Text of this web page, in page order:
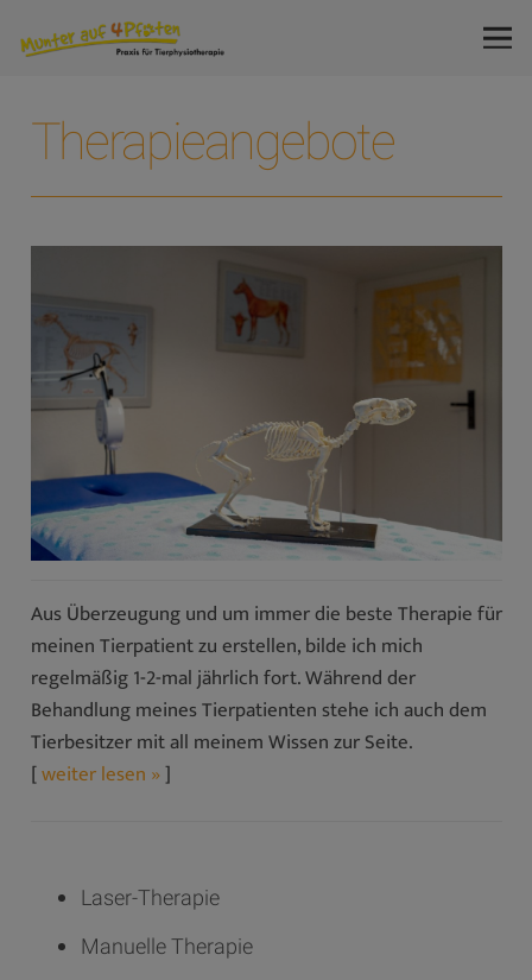
Therapieangebote
Aus Überzeugung und um immer die beste Therapie für
meinen Tierpatient zu erstellen, bilde ich mich
regelmäßig 1-2-mal jährlich fort. Während der
Behandlung meines Tierpatienten stehe ich auch dem
Tierbesitzer mit all meinem Wissen zur Seite.
[weiter lesen »]
Laser-Therapie
Manuelle Therapie